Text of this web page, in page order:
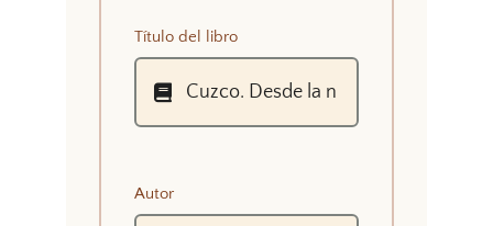
Título del libro
Autor